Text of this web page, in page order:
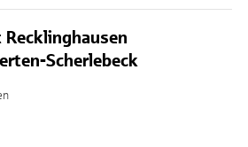
Recklinghausen
Scherlebeck